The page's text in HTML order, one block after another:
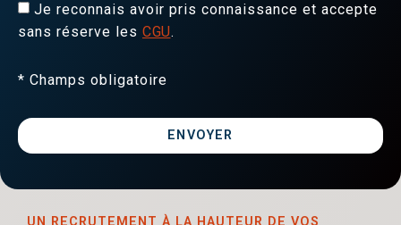
Je reconnais avoir pris connaissance et accepte
sans réserve les CGU.
* Champs obligatoire
ENVOYER
UN RECRUTEMENT À LA HAUTEUR DE VOS